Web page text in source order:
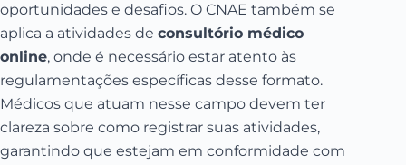
oportunidades e desafios. O CNAE também se
aplica a atividades de consultório médico
online, onde é necessário estar atento às
regulamentações específicas desse formato.
Médicos que atuam nesse campo devem ter
clareza sobre como registrar suas atividades,
garantindo que estejam em conformidade com